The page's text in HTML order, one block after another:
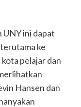
ini dapat
ke
pelajar dan
Hansen dan